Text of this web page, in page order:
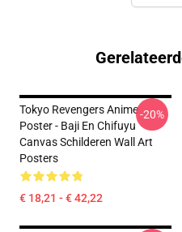
Tokyo Revengers Anime
Poster - Baji En Chifuyu
Canvas Schilderen Wall Art
Posters
€ 18,21 - € 42,22
-20%